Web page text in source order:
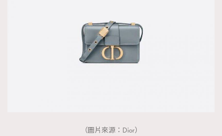
（圖片來源：Dior）